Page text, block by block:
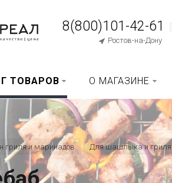
8(800)101-42-61
Ростов-на-Дону
ТОВАРОВ О МАГАЗИНЕ
гриля и маринадов Для шашлыка и гриля